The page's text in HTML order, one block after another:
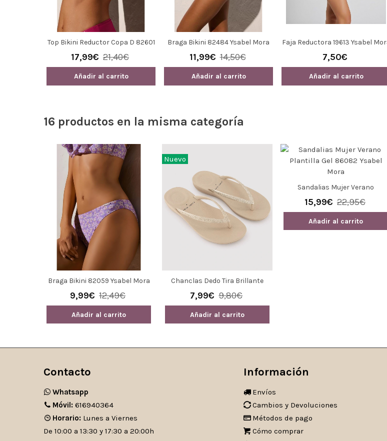
Top Bikini Reductor Copa D 82601
Ysabel Mora
17,99€ 21,40€
Añadir al carrito
Braga Bikini 82484 Ysabel Mora
11,99€ 14,50€
Añadir al carrito
Faja Reductora 19613 Ysabel
7,50€
Añadir al carrito
16 productos en la misma categoría
Braga Bikini 82059 Ysabel Mora
9,99€ 12,49€
Añadir al carrito
Nuevo
Chanclas Dedo Tira Brillante
Beige 86290 Ysabel Mora
7,99€ 9,80€
Añadir al carrito
Sandalias Mujer Verano
Plantilla Gel 86082 Ysabel Mora
15,99€ 22,95€
Añadir al carrito
Contacto
Whatsapp
Móvil: 616940364
Horario: Lunes a Viernes
De 10:00 a 13:30 y 17:30 a 20:00h
Información
Envíos
Cambios y Devoluciones
Métodos de pago
Cómo comprar